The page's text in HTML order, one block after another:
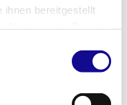
ihnen bereitgestellt
ENTDECKEN